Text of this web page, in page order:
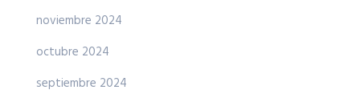
noviembre 2024
octubre 2024
septiembre 2024